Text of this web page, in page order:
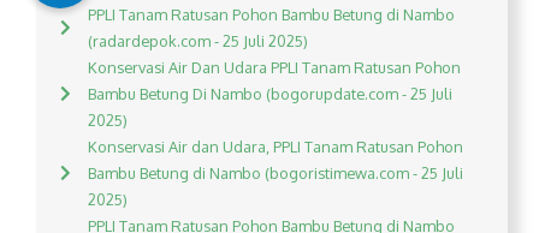
PPLI Tanam Ratusan Pohon Bambu Betung di Nambo
(radardepok.com - 25 Juli 2025)
Konservasi Air Dan Udara PPLI Tanam Ratusan Pohon
Bambu Betung Di Nambo (bogorupdate.com - 25 Juli
2025)
Konservasi Air dan Udara, PPLI Tanam Ratusan Pohon
Bambu Betung di Nambo (bogoristimewa.com - 25 Juli
2025)
PPLI Tanam Ratusan Pohon Bambu Betung di Nambo